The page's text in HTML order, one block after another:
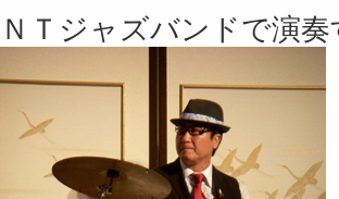
ＮＴジャズバンドで演